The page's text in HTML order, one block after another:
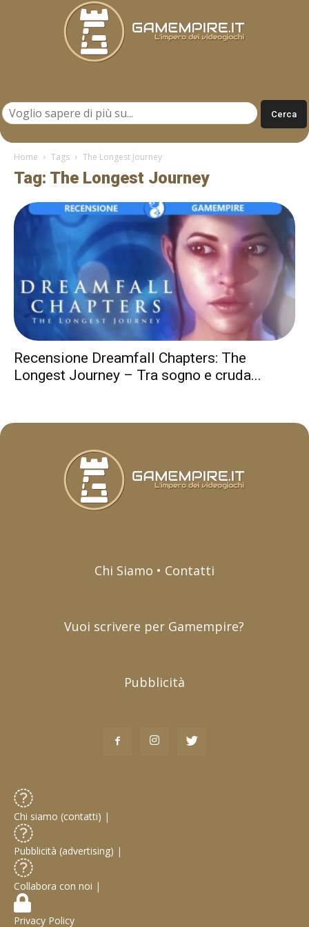
Home Tags The Longest Journey
Tag: The Longest Journey
Recensione Dreamfall Chapters: The
Longest Journey – Tra sogno e cruda...
Chi Siamo • Contatti
Vuoi scrivere per Gamempire?
Pubblicità
Chi siamo (contatti) |
Pubblicità (advertising) |
Collabora con noi |
Privacy Policy